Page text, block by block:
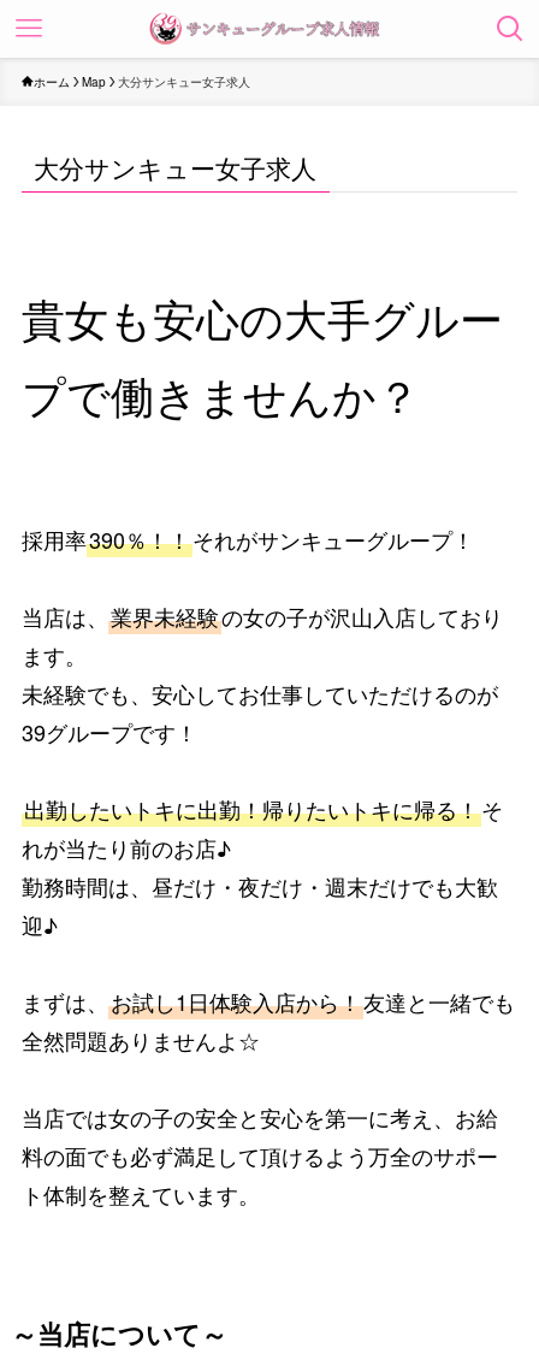
ホーム Map 大分サンキュー女子求人
大分サンキュー女子求人
貴女も安心の大手グルー
プで働きませんか？
採用率390％！！それがサンキューグループ！
当店は、 業界未経験の女の子が沢山入店しており
ます。
未経験でも、安心してお仕事していただけるのが
39グループです！
出勤したいトキに出勤！帰りたいトキに帰る！そ
れが当たり前のお店♪
勤務時間は、昼だけ・夜だけ・週末だけでも大歓
迎♪
まずは、 お試し1日体験入店から！友達と一緒でも
全然問題ありませんよ☆
当店では女の子の安全と安心を第一に考え、お給
料の面でも必ず満足して頂けるよう万全のサポー
ト体制を整えています。
～当店について～